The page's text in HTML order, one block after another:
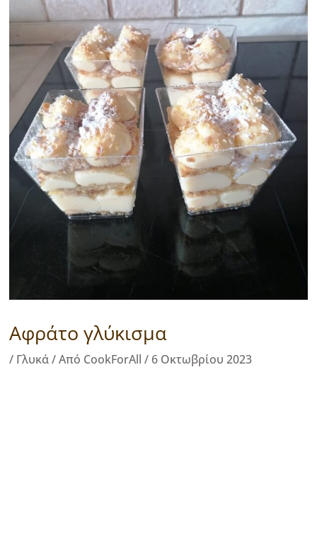
Αφράτο γλύκισμα
/ Γλυκά/ Από CookForAll / 6 Οκτωβρίου 2023